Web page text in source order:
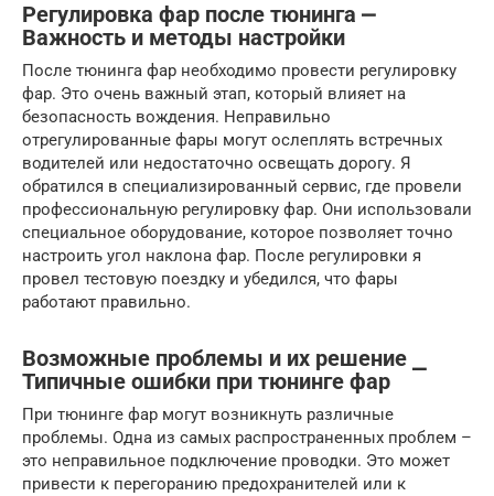
Регулировка фар после тюнинга ⎼
Важность и методы настройки
После тюнинга фар необходимо провести регулировку
фар. Это очень важный этап, который влияет на
безопасность вождения. Неправильно
отрегулированные фары могут ослеплять встречных
водителей или недостаточно освещать дорогу. Я
обратился в специализированный сервис, где провели
профессиональную регулировку фар. Они использовали
специальное оборудование, которое позволяет точно
настроить угол наклона фар. После регулировки я
провел тестовую поездку и убедился, что фары
работают правильно.
Возможные проблемы и их решение ⎯
Типичные ошибки при тюнинге фар
При тюнинге фар могут возникнуть различные
проблемы. Одна из самых распространенных проблем –
это неправильное подключение проводки. Это может
привести к перегоранию предохранителей или к